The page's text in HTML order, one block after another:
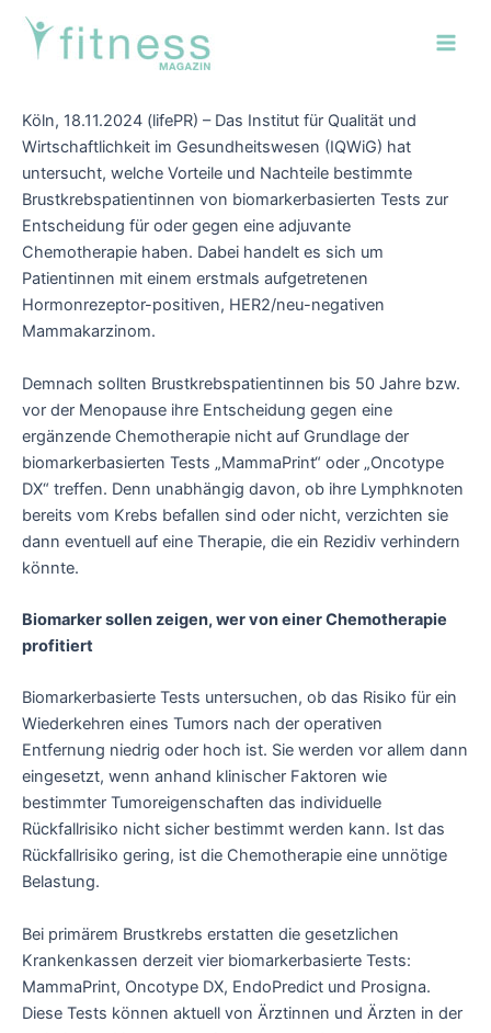
Zum
Inhalt
springen
Köln, 18.11.2024 (lifePR) – Das Institut für Qualität und
Wirtschaftlichkeit im Gesundheitswesen (IQWiG) hat
untersucht, welche Vorteile und Nachteile bestimmte
Brustkrebspatientinnen von biomarkerbasierten Tests zur
Entscheidung für oder gegen eine adjuvante
Chemotherapie haben. Dabei handelt es sich um
Patientinnen mit einem erstmals aufgetretenen
Hormonrezeptor-positiven, HER2/neu-negativen
Mammakarzinom.
Demnach sollten Brustkrebspatientinnen bis 50 Jahre bzw.
vor der Menopause ihre Entscheidung gegen eine
ergänzende Chemotherapie nicht auf Grundlage der
biomarkerbasierten Tests „MammaPrint“ oder „Oncotype
DX“ treffen. Denn unabhängig davon, ob ihre Lymphknoten
bereits vom Krebs befallen sind oder nicht, verzichten sie
dann eventuell auf eine Therapie, die ein Rezidiv verhindern
könnte.
Biomarker sollen zeigen, wer von einer Chemotherapie
profitiert
Biomarkerbasierte Tests untersuchen, ob das Risiko für ein
Wiederkehren eines Tumors nach der operativen
Entfernung niedrig oder hoch ist. Sie werden vor allem dann
eingesetzt, wenn anhand klinischer Faktoren wie
bestimmter Tumoreigenschaften das individuelle
Rückfallrisiko nicht sicher bestimmt werden kann. Ist das
Rückfallrisiko gering, ist die Chemotherapie eine unnötige
Belastung.
Bei primärem Brustkrebs erstatten die gesetzlichen
Krankenkassen derzeit vier biomarkerbasierte Tests:
MammaPrint, Oncotype DX, EndoPredict und Prosigna.
Diese Tests können aktuell von Ärztinnen und Ärzten in der
Post
navigation